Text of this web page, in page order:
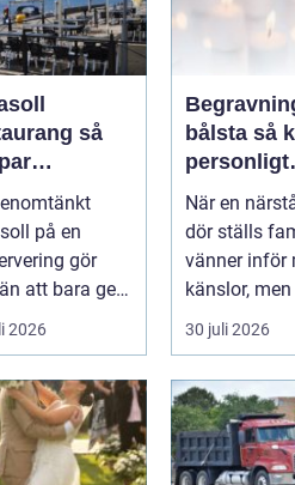
så
känsla året
på en
gör
att bara ge
Det
hur länge
2026
bålsta så kan ett
personligt
avsked
När en
dör ställs
vänner inför
känslor,
praktiska
b...
30 juli 2026